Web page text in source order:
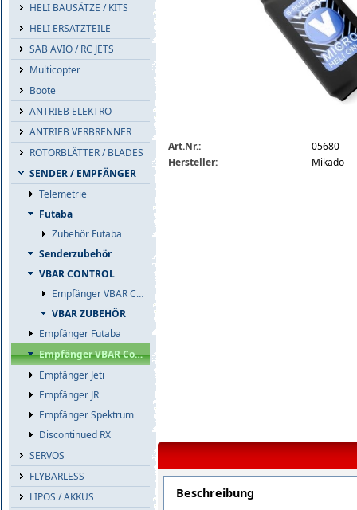
HELI BAUSÄTZE / KITS
HELI ERSATZTEILE
SAB AVIO / RC JETS
Multicopter
Boote
ANTRIEB ELEKTRO
ANTRIEB VERBRENNER
ROTORBLÄTTER / BLADES
SENDER / EMPFÄNGER
Telemetrie
Futaba
Zubehör Futaba
Senderzubehör
VBAR CONTROL
Empfänger VBAR Control
VBAR ZUBEHÖR
Empfänger Futaba
Empfänger VBAR Control
Empfänger Jeti
Empfänger JR
Empfänger Spektrum
Discontinued RX
SERVOS
FLYBARLESS
LIPOS / AKKUS
Art.Nr.:
05680
Hersteller:
Mikado
Beschreibung